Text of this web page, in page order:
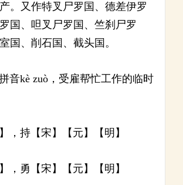
。又作特叉尸罗国、德差伊罗
国、呾叉尸罗国、竺刹尸罗
国、削石国、截头国。
音kè zuò，受雇帮忙工作的临时
，持【宋】【元】【明】
，勇【宋】【元】【明】